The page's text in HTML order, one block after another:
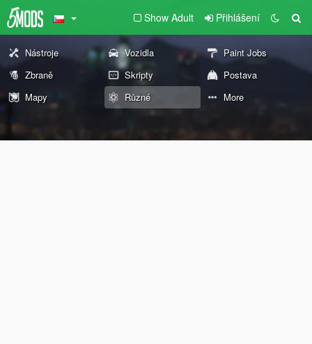
Show Adult Přihlášení
Nástroje Vozidla
Paint Jobs
Zbraně
Skripty
Postava
Mapy
Různé More